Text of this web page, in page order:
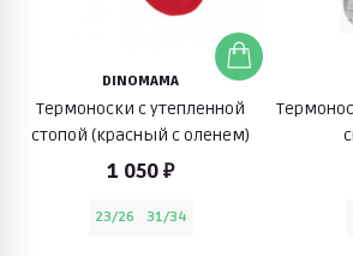
DINOMAMA
Термоноски с утепленной
стопой (красный с оленем)
1 050 ₽
23/26 31/34